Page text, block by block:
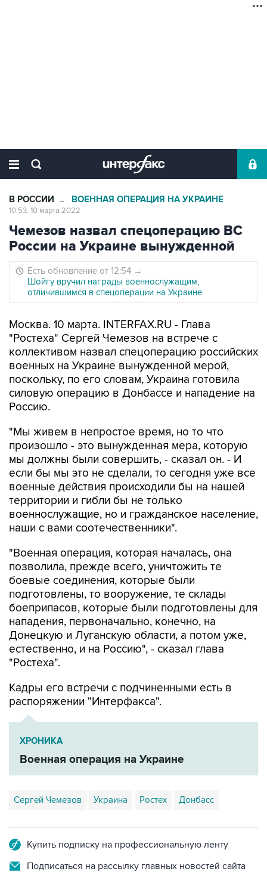
В РОССИИ → ВОЕННАЯ ОПЕРАЦИЯ НА УКРАИНЕ
10:53, 10 марта 2022
Чемезов назвал спецоперацию ВС
России на Украине вынужденной
Есть обновление от 12:54 →
Шойгу вручил награды военнослужащим,
отличившимся в спецоперации на Украине
Москва. 10 марта. INTERFAX.RU - Глава
"Ростеха" Сергей Чемезов на встрече с
коллективом назвал спецоперацию российских
военных на Украине вынужденной мерой,
поскольку, по его словам, Украина готовила
силовую операцию в Донбассе и нападение на
Россию.
"Мы живем в непростое время, но то что
произошло - это вынужденная мера, которую
мы должны были совершить, - сказал он. - И
если бы мы это не сделали, то сегодня уже все
военные действия происходили бы на нашей
территории и гибли бы не только
военнослужащие, но и гражданское население,
наши с вами соотечественники".
"Военная операция, которая началась, она
позволила, прежде всего, уничтожить те
боевые соединения, которые были
подготовлены, то вооружение, те склады
боеприпасов, которые были подготовлены для
нападения, первоначально, конечно, на
Донецкую и Луганскую области, а потом уже,
естественно, и на Россию", - сказал глава
"Ростеха".
Кадры его встречи с подчиненными есть в
распоряжении "Интерфакса".
ХРОНИКА
Военная операция на Украине
Сергей Чемезов Украина Ростех Донбасс
Купить подписку на профессиональную ленту
Подписаться на рассылку главных новостей сайта